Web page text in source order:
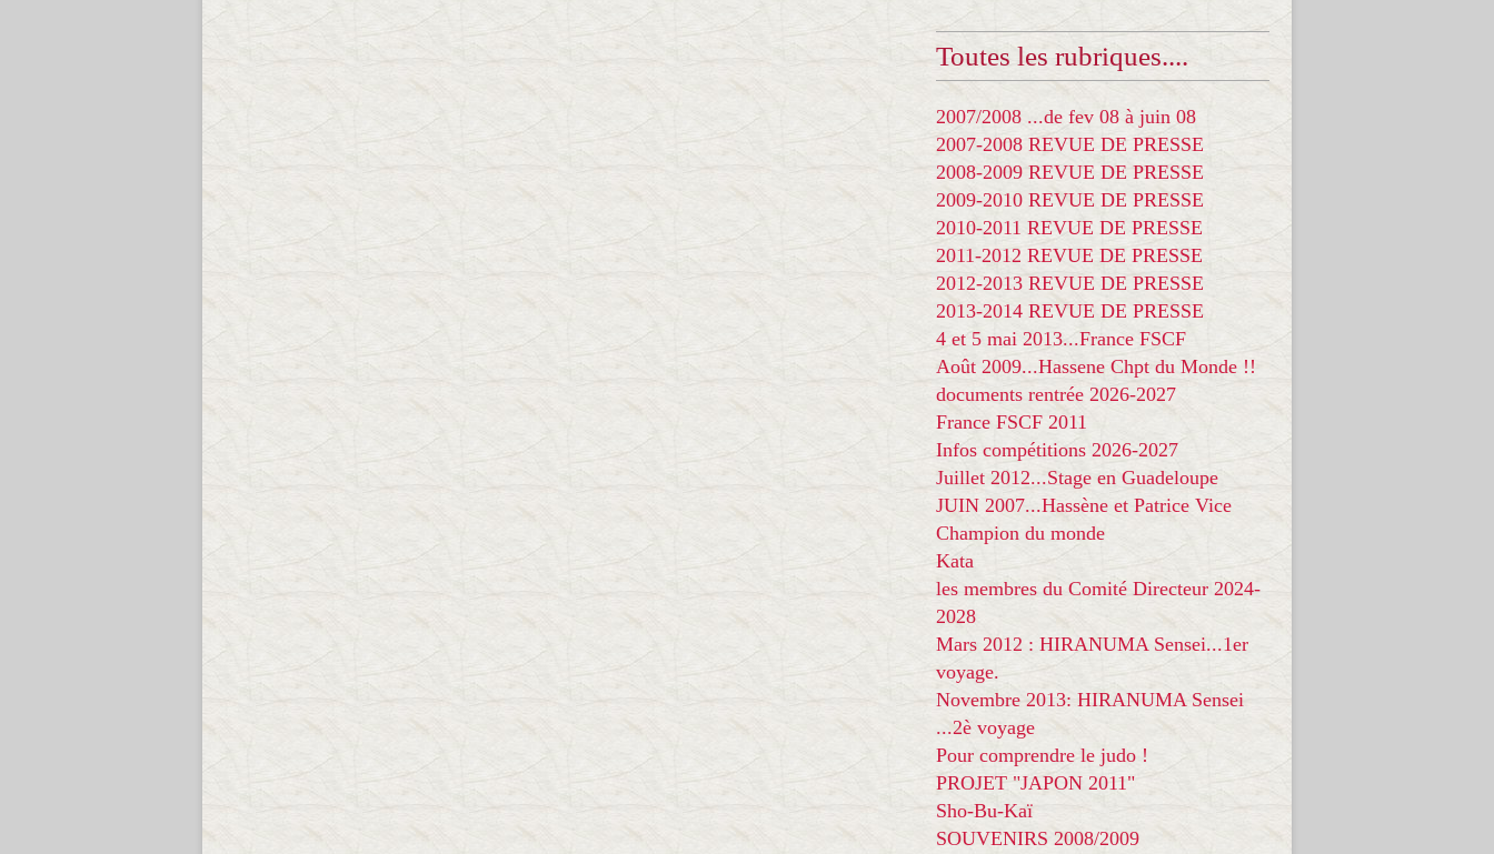
Toutes les rubriques....
2007/2008 ...de fev 08 à juin 08
2007-2008 REVUE DE PRESSE
2008-2009 REVUE DE PRESSE
2009-2010 REVUE DE PRESSE
2010-2011 REVUE DE PRESSE
2011-2012 REVUE DE PRESSE
2012-2013 REVUE DE PRESSE
2013-2014 REVUE DE PRESSE
4 et 5 mai 2013...France FSCF
Août 2009...Hassene Chpt du Monde !!
documents rentrée 2026-2027
France FSCF 2011
Infos compétitions 2026-2027
Juillet 2012...Stage en Guadeloupe
JUIN 2007...Hassène et Patrice Vice
Champion du monde
Kata
les membres du Comité Directeur 2024-
2028
Mars 2012 : HIRANUMA Sensei...1er
voyage.
Novembre 2013: HIRANUMA Sensei
...2è voyage
Pour comprendre le judo !
PROJET "JAPON 2011"
Sho-Bu-Kaï
SOUVENIRS 2008/2009